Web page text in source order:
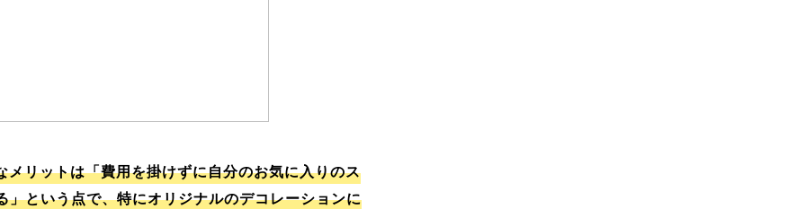
リットは「費用を掛けずに自分のお気に入りのス
という点で、特にオリジナルのデコレーションに